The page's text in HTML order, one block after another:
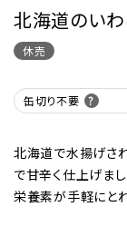
北海道のい
休売
缶切り不要
北海道で水揚げさ
で甘辛く仕上げまし
栄養素が手軽にとれ